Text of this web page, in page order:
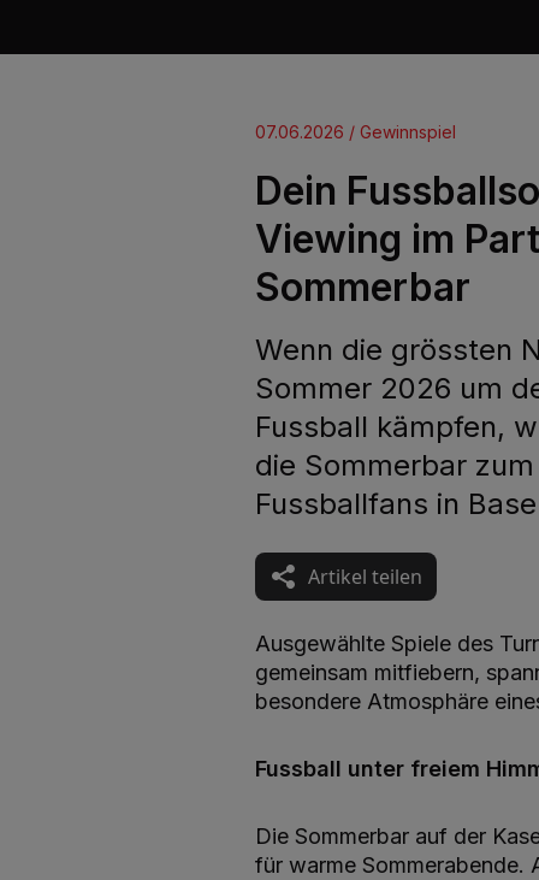
07.06.2026 / Gewinnspiel
Dein
Viewing im
Sommerbar
Wenn die grössten
Sommer 2026 um
Fussball kämpfen,
die Sommerbar
Fussballfans in
Artikel teilen
Ausgewählte Spiele des
gemeinsam mitfiebern,
besondere Atmosphäre
Fussball unter freiem
Die Sommerbar auf der
für warme Sommerabende.